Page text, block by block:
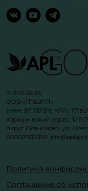
© 2011-2026
ООО «ГЛБЭПЛ»
ИНН: 9717171510 КПП:
Юридический адрес:
округ Лианозово, ул.
88002005388
Политика
Соглашение об